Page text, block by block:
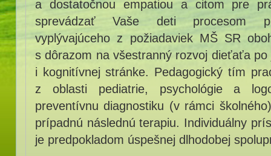
a dostatočnou empatiou a citom pre
sprevádzať Vaše deti procesom
vyplývajúceho z požiadaviek MŠ SR
s dôrazom na všestranný rozvoj dieťaťa po
i kognitívnej stránke. Pedagogický tím
z oblasti pediatrie, psychológie a
preventívnu diagnostiku (v rámci
prípadnú následnú terapiu. Individuálny
je predpokladom úspešnej dlhodobej